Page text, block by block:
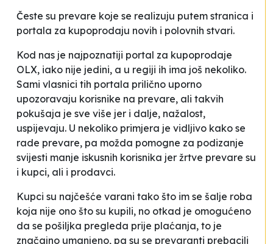
Česte su prevare koje se realizuju putem stranica i
portala za kupoprodaju novih i polovnih stvari.
Kod nas je najpoznatiji portal za kupoprodaje
OLX, iako nije jedini, a u regiji ih ima još nekoliko.
Sami vlasnici tih portala prilično uporno
upozoravaju korisnike na prevare, ali takvih
pokušaja je sve više jer i dalje, nažalost,
uspijevaju. U nekoliko primjera je vidljivo kako se
rade prevare, pa možda pomogne za podizanje
svijesti manje iskusnih korisnika jer žrtve prevare su
i kupci, ali i prodavci.
Kupci su najčešće varani tako što im se šalje roba
koja nije ono što su kupili, no otkad je omogućeno
da se pošiljka pregleda prije plaćanja, to je
značajno umanjeno, pa su se prevaranti prebacili